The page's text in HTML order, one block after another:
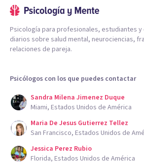
Psicología para profesionales, estudiantes
diarios sobre salud mental, neurociencias,
relaciones de pareja.
Psicólogos con los que puedes contactar
Sandra Milena Jimenez Duque
Miami, Estados Unidos de América
Maria De Jesus Gutierrez Tellez
San Francisco, Estados Unidos de
Jessica Perez Rubio
Florida, Estados Unidos de América